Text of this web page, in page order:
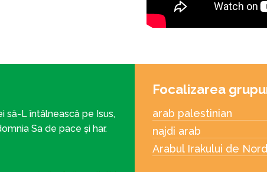
să-L întâlnească pe Isus,
Sa de pace și har.
Focalizarea
arab palestinian
najdi arab
Arabul Irakului de Nord